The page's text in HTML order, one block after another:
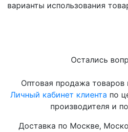
варианты использования
Остались
Оптовая продажа товаров
Личный кабинет клиента по
производителя и
Доставка по Москве,